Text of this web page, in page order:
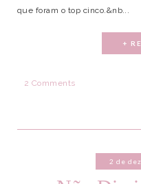
que foram o top cinco.&nb...
+
2 Comments
2 de